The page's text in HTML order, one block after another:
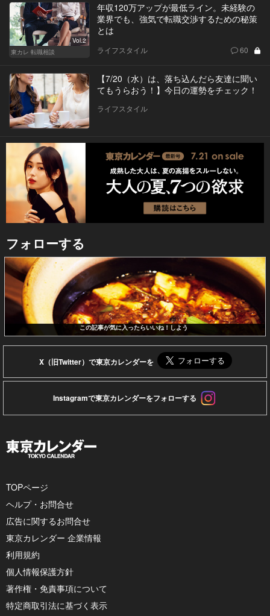
Vol.2
東カレ 転職相談
年収120万アップが最低ライン。未経験の
業界でも、強気で転職交渉するための秘策
とは
ライフスタイル 60
【7/20（水）は、落ち込んだら友達に聞い
てもうらおう！】今日の運勢をチェック！
ライフスタイル
フォローする
この記事が気に入ったらいいね！しよう
X（旧Twitter）で東京カレンダーを
Instagramで東京カレンダーをフォローする
TOPページ
ヘルプ・お問合せ
広告に関するお問合せ
東京カレンダー 企業情報
利用規約
個人情報保護方針
著作権・免責事項について
特定商取引法に基づく表示